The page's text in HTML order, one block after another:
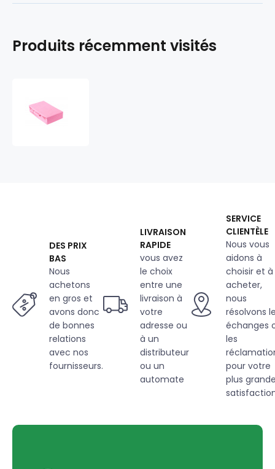
Produits récemment visités
DES PRIX
BAS
Nous
achetons
en gros et
avons donc
de bonnes
relations
avec nos
fournisseurs.
LIVRAISON
RAPIDE
vous avez
le choix
entre une
livraison à
votre
adresse ou
à un
distributeur
ou un
automate
SERVICE
CLIENTÈLE
Nous vous
aidons à
choisir et à
acheter,
nous
résolvons
échanges
les
pour votre
plus